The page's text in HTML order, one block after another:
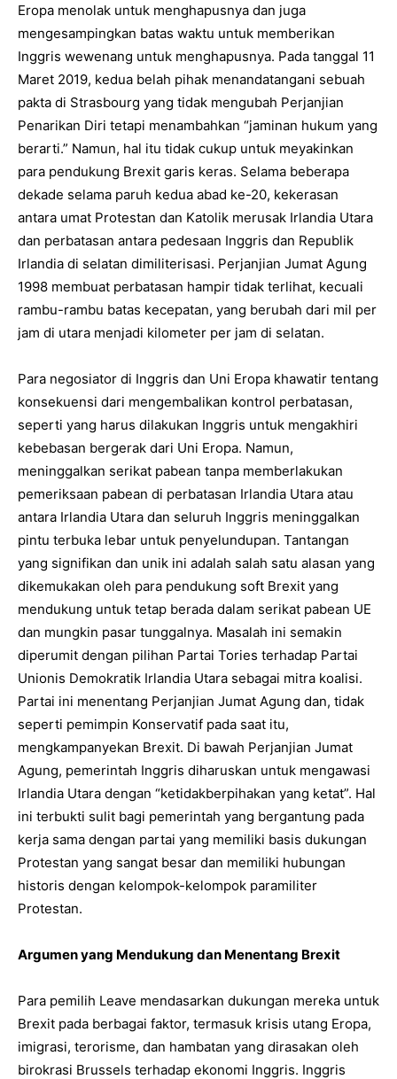
Eropa menolak untuk menghapusnya dan juga
mengesampingkan batas waktu untuk memberikan
Inggris wewenang untuk menghapusnya. Pada tanggal 11
Maret 2019, kedua belah pihak menandatangani sebuah
pakta di Strasbourg yang tidak mengubah Perjanjian
Penarikan Diri tetapi menambahkan “jaminan hukum yang
berarti.” Namun, hal itu tidak cukup untuk meyakinkan
para pendukung Brexit garis keras. Selama beberapa
dekade selama paruh kedua abad ke-20, kekerasan
antara umat Protestan dan Katolik merusak Irlandia Utara
dan perbatasan antara pedesaan Inggris dan Republik
Irlandia di selatan dimiliterisasi. Perjanjian Jumat Agung
1998 membuat perbatasan hampir tidak terlihat, kecuali
rambu-rambu batas kecepatan, yang berubah dari mil per
jam di utara menjadi kilometer per jam di selatan.
Para negosiator di Inggris dan Uni Eropa khawatir tentang
konsekuensi dari mengembalikan kontrol perbatasan,
seperti yang harus dilakukan Inggris untuk mengakhiri
kebebasan bergerak dari Uni Eropa. Namun,
meninggalkan serikat pabean tanpa memberlakukan
pemeriksaan pabean di perbatasan Irlandia Utara atau
antara Irlandia Utara dan seluruh Inggris meninggalkan
pintu terbuka lebar untuk penyelundupan. Tantangan
yang signifikan dan unik ini adalah salah satu alasan yang
dikemukakan oleh para pendukung soft Brexit yang
mendukung untuk tetap berada dalam serikat pabean UE
dan mungkin pasar tunggalnya. Masalah ini semakin
diperumit dengan pilihan Partai Tories terhadap Partai
Unionis Demokratik Irlandia Utara sebagai mitra koalisi.
Partai ini menentang Perjanjian Jumat Agung dan, tidak
seperti pemimpin Konservatif pada saat itu,
mengkampanyekan Brexit. Di bawah Perjanjian Jumat
Agung, pemerintah Inggris diharuskan untuk mengawasi
Irlandia Utara dengan “ketidakberpihakan yang ketat”. Hal
ini terbukti sulit bagi pemerintah yang bergantung pada
kerja sama dengan partai yang memiliki basis dukungan
Protestan yang sangat besar dan memiliki hubungan
historis dengan kelompok-kelompok paramiliter
Protestan.
Argumen yang Mendukung dan Menentang Brexit
Para pemilih Leave mendasarkan dukungan mereka untuk
Brexit pada berbagai faktor, termasuk krisis utang Eropa,
imigrasi, terorisme, dan hambatan yang dirasakan oleh
birokrasi Brussels terhadap ekonomi Inggris. Inggris